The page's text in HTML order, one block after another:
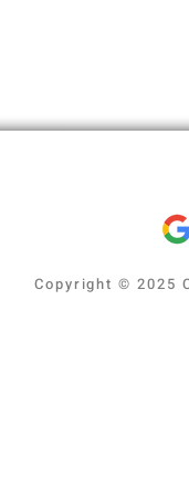
Copyright © 2025